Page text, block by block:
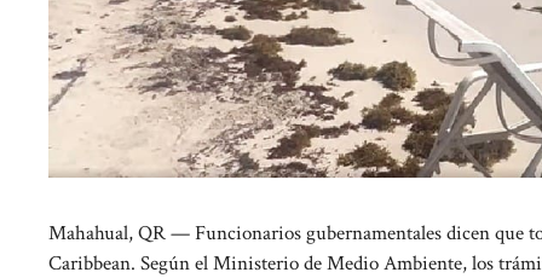
Mahahual, QR — Funcionarios gubernamentales dicen que
Caribbean. Según el Ministerio de Medio Ambiente, los